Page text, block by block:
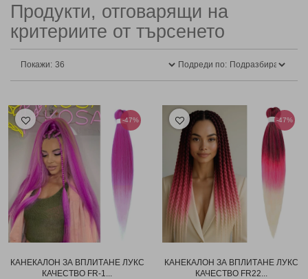
Продукти, отговарящи на
критериите от търсенето
Подреди по:
Покажи:
-47%
КАНЕКАЛОН ЗА ВПЛИТАНЕ ЛУКС
КАЧЕСТВО FR-1...
-47%
КАНЕКАЛОН ЗА ВПЛИТАНЕ ЛУКС
КАЧЕСТВО FR22...